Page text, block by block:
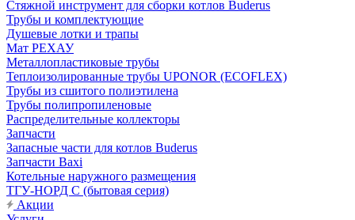
Стяжной инструмент для сборки котлов Buderus
Трубы и комплектующие
Душевые лотки и трапы
Мат РЕХАУ
Металлопластиковые трубы
Теплоизолированные трубы UPONOR (ECOFLEX)
Трубы из сшитого полиэтилена
Трубы полипропиленовые
Распределительные коллекторы
Запчасти
Запасные части для котлов Buderus
Запчасти Baxi
Котельные наружного размещения
ТГУ-НОРД С (бытовая серия)
Акции